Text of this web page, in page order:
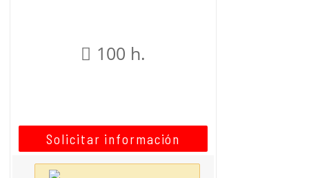
100 h.
Solicitar información